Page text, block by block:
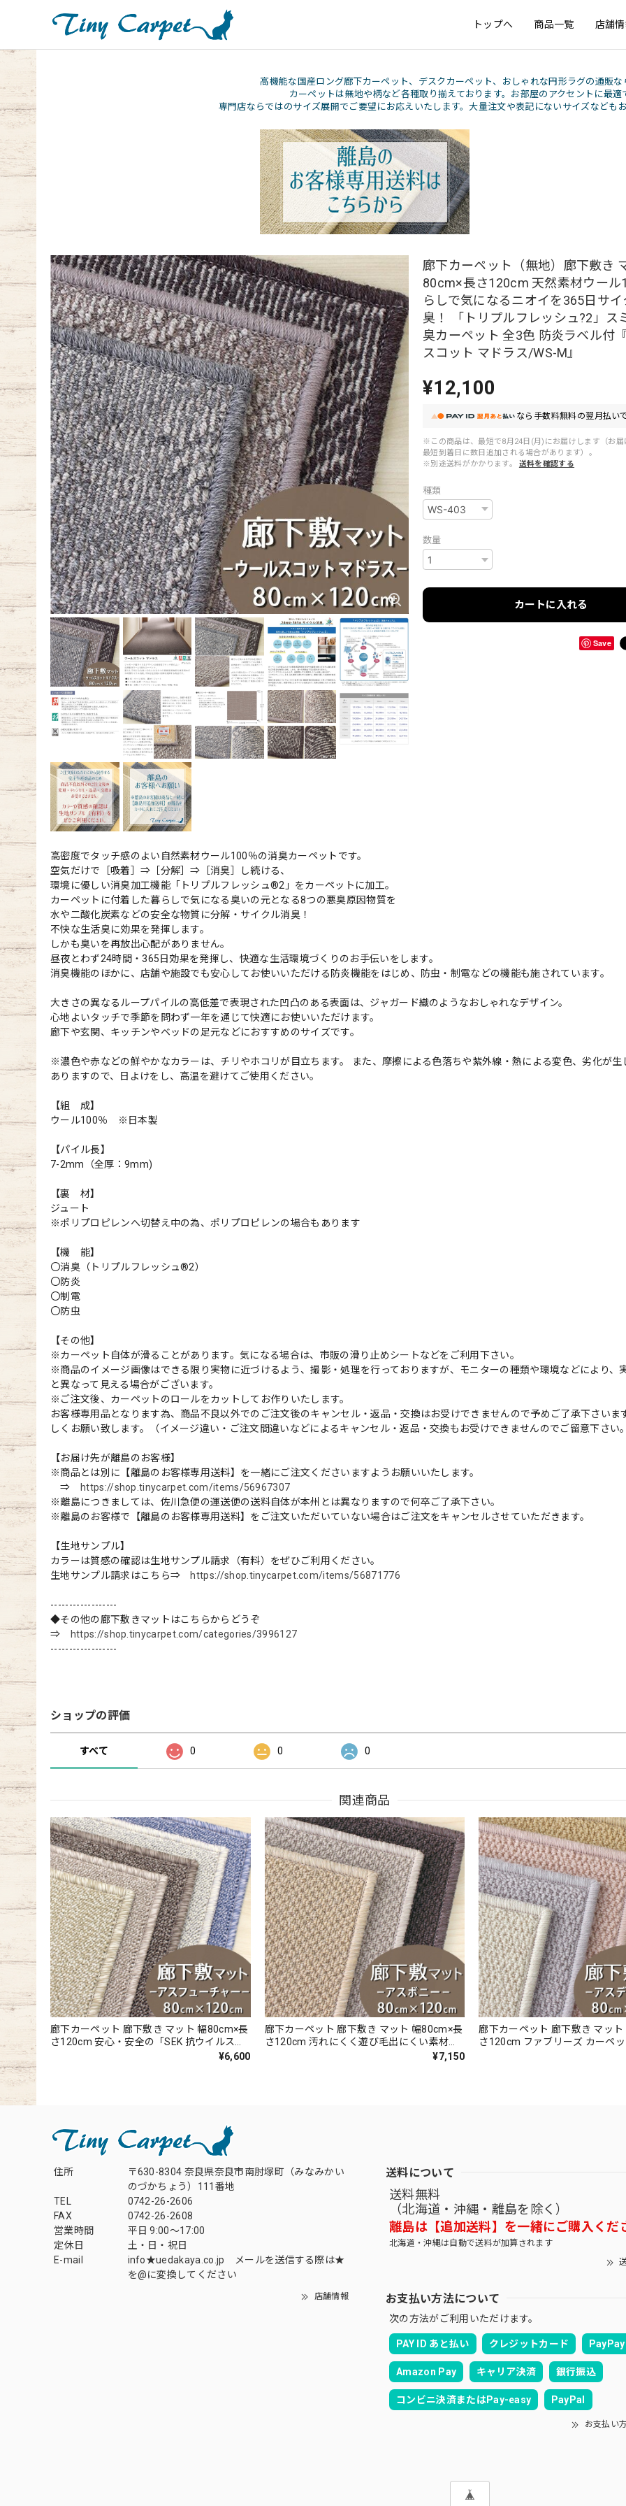
トップへ 商品一覧 店舗
高機能な国産ロング廊下カーペット、デスクカーペット、おしゃれな円形ラグの通販な
カーペットは無地や柄など各種取り揃えております。お部屋のアクセントに最
専門店ならではのサイズ展開でご要望にお応えいたします。大量注文や表記にないサイズなども
廊下カーペット（無地）廊下敷き
80cm×長さ120cm 天然素材ウール
らしで気になるニオイを365日サイ
臭！ 「トリプルフレッシュ?2」ス
臭カーペット 全3色 防炎ラベル付
スコット マドラス/WS-M』
¥12,100
なら 手数料無料の翌月払い
※この商品は、最短で8月24日(月)にお届けします（お届
最短到着日に数日追加される場合があります）。
※別途送料がかかります。
送料を確認する
種類
数量
カートに入れる
Save
高密度でタッチ感のよい自然素材ウール100％の消臭カーペットです。
空気だけで［吸着］⇒［分解］⇒［消臭］し続ける、
環境に優しい消臭加工機能「トリプルフレッシュ®2」をカーペットに加工。
カーペットに付着した暮らしで気になる臭いの元となる8つの悪臭原因物質を
水や二酸化炭素などの安全な物質に分解・サイクル消臭！
不快な生活臭に効果を発揮します。
しかも臭いを再放出心配がありません。
昼夜とわず24時間・365日効果を発揮し、快適な生活環境づくりのお手伝いをします。
消臭機能のほかに、店舗や施設でも安心してお使いいただける防炎機能をはじめ、防虫・制電などの機能も施されています。
大きさの異なるループパイルの高低差で表現された凹凸のある表面は、ジャガード織のようなおしゃれなデザイン。
心地よいタッチで季節を問わず一年を通じて快適にお使いいただけます。
廊下や玄関、キッチンやベッドの足元などにおすすめのサイズです。
※濃色や赤などの鮮やかなカラーは、チリやホコリが目立ちます。 また、摩擦による色落ちや紫外線・熱による変色、劣化が生
ありますので、日よけをし、高温を避けてご使用ください。
【組 成】
ウール100％ ※日本製
【パイル長】
7-2mm（全厚：9mm)
【裏 材】
ジュート
※ポリプロピレンへ切替え中の為、ポリプロピレンの場合もあります
【機 能】
〇消臭（トリプルフレッシュ®2）
〇防炎
〇制電
〇防虫
【その他】
※カーペット自体が滑ることがあります。気になる場合は、市販の滑り止めシートなどをご利用下さい。
※商品のイメージ画像はできる限り実物に近づけるよう、撮影・処理を行っておりますが、モニターの種類や環境などにより、
と異なって見える場合がございます。
※ご注文後、カーペットのロールをカットしてお作りいたします。
お客様専用品となります為、商品不良以外でのご注文後のキャンセル・返品・交換はお受けできませんので予めご了承下さいま
しくお願い致します。（イメージ違い・ご注文間違いなどによるキャンセル・返品・交換もお受けできませんのでご留意下さい
【お届け先が離島のお客様】
※商品とは別に【離島のお客様専用送料】を一緒にご注文くださいますようお願いいたします。
⇒
https://shop.tinycarpet.com/items/56967307
※離島につきましては、佐川急便の運送便の送料自体が本州とは異なりますので何卒ご了承下さい。
※離島のお客様で【離島のお客様専用送料】をご注文いただいていない場合はご注文をキャンセルさせていただきます。
【生地サンプル】
カラーは質感の確認は生地サンプル請求（有料）をぜひご利用ください。
生地サンプル請求はこちら⇒ https://shop.tinycarpet.com/items/56871776
------------------
◆その他の廊下敷きマットはこちらからどうぞ
⇒
https://shop.tinycarpet.com/categories/3996127
------------------
ショップの評価
すべて 0 0 0
関連商品
廊下カーペット 廊下敷き マット 幅80cm×長
さ120cm 安心・安全の「SEK 抗ウイルス加
工」+「SEK 制菌加工」雰囲気のある杢調 無
¥6,600
廊下カーペット 廊下敷き マット 幅80cm×長
さ120cm 汚れにくく遊び毛出にくい素材で
お手入れしやすい♪ 波紋のような上質感の
¥7,150
廊下カーペット 廊下敷き マッ
さ120cm ファブリーズ カーペ
住所
〒630-8304 奈良県奈良市南肘塚町（みなみかい
のづかちょう）111番地
TEL
0742-26-2606
FAX
0742-26-2608
営業時間
平日 9:00～17:00
定休日
土・日・祝日
E-mail
info★uedakaya.co.jp メールを送信する際は★
を@に変換してください
店舗情報
送料について
送料無料
（北海道・沖縄・離島を除く）
離島は【追加送料】を一緒にご購入くだ
北海道・沖縄は自動で送料が加算されます
お支払い方法について
次の方法がご利用いただけます。
PAY ID あと払い クレジットカード PayPay
Amazon Pay キャリア決済 銀行振込
コンビニ決済またはPay-easy PayPal
お支払い